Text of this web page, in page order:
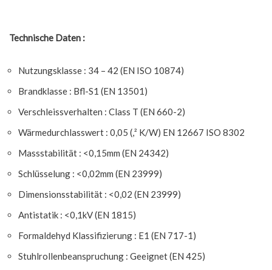
Technische Daten :
Nutzungsklasse : 34 – 42 (EN ISO 10874)
Brandklasse : Bfl-S1 (EN 13501)
Verschleissverhalten : Class T (EN 660-2)
Wärmedurchlasswert : 0,05 (,² K/W) EN 12667 ISO 8302
Massstabilität : <0,15mm (EN 24342)
Schlüsselung : <0,02mm (EN 23999)
Dimensionsstabilität : <0,02 (EN 23999)
Antistatik : <0,1kV (EN 1815)
Formaldehyd Klassifizierung : E1 (EN 717-1)
Stuhlrollenbeanspruchung : Geeignet (EN 425)